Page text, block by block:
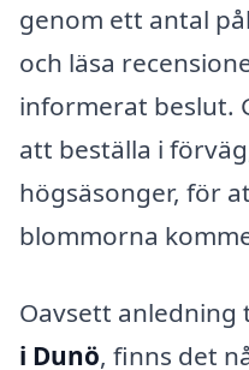
genom ett antal
och läsa
informerat beslut.
att beställa i
högsäsonger, för
blommorna
Oavsett anledning
i Dunö, finns det